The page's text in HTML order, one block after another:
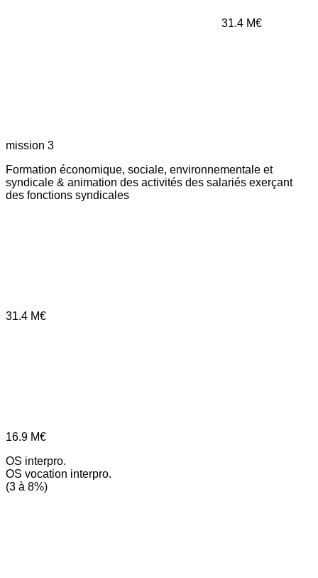
31.4 M€
mission 3
Formation économique, sociale, environnementale et
syndicale & animation des activités des salariés exerçant
des fonctions syndicales
31.4 M€
16.9 M€
OS interpro.
OS vocation interpro.
(3 à 8%)